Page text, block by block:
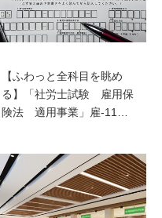
【ふわっと全科目を眺め
る】「社労士試験 雇用保
険法 適用事業」雇-11…